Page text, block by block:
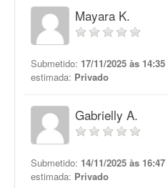
Mayara K.
Submetido: 17/11/2025 às 14:35
estimada: Privado
Gabrielly A.
Submetido: 14/11/2025 às 16:47
estimada: Privado